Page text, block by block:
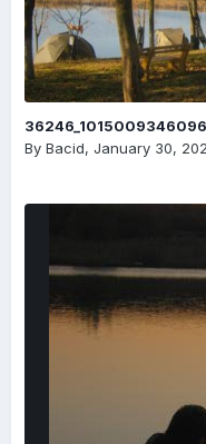
By Bacid, January 30,